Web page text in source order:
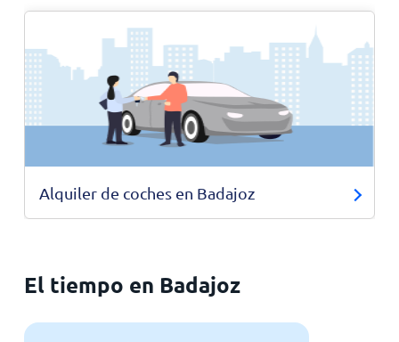
Alquiler de coches en Badajoz
El tiempo en Badajoz